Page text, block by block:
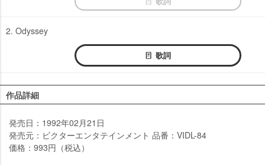
2. Odyssey
歌詞
作品詳細
発売日：1992年02月21日
発売元：ビクターエンタテインメント 品番：VIDL-84
価格：993円（税込）